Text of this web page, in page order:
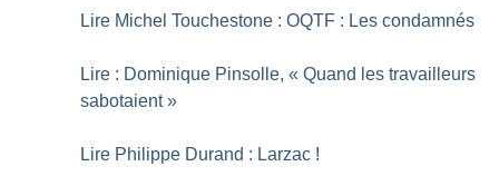
Lire Michel Touchestone : OQTF : Les condamnés
Lire : Dominique Pinsolle, « Quand les travailleurs
sabotaient »
Lire Philippe Durand : Larzac !